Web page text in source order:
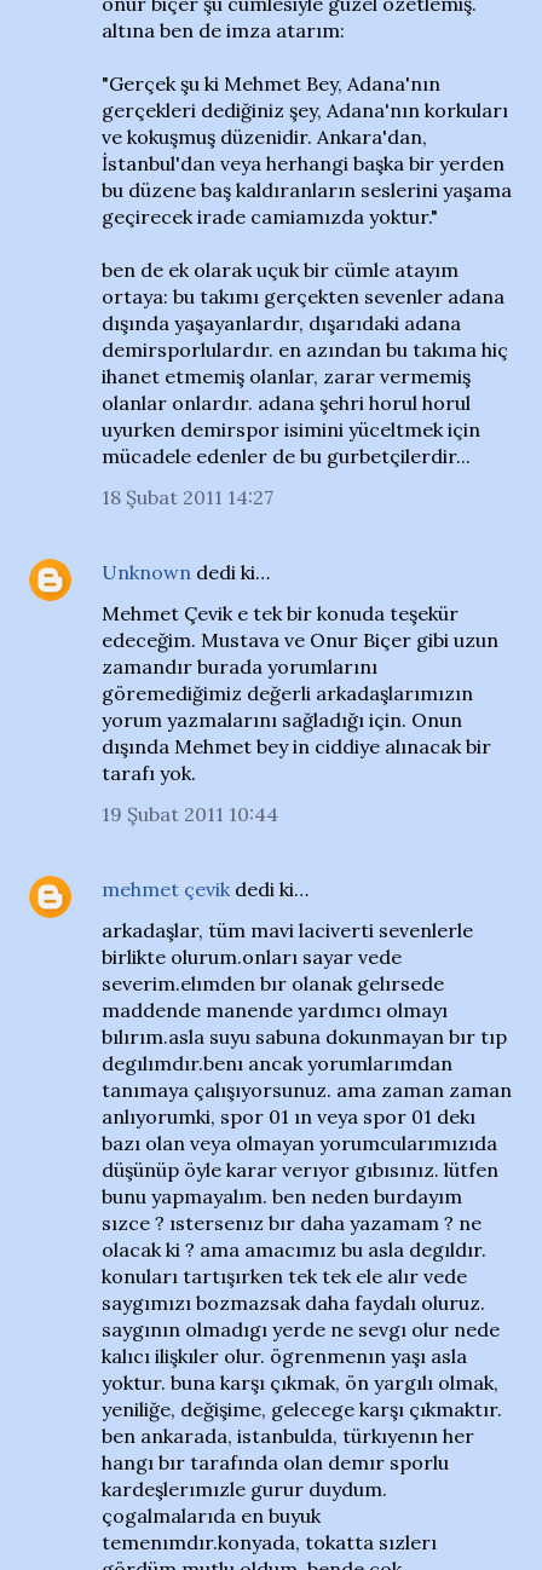
altına ben de imza atarım:
"Gerçek şu ki Mehmet Bey, Adana'nın
gerçekleri dediğiniz şey, Adana'nın korkuları
ve kokuşmuş düzenidir. Ankara'dan,
İstanbul'dan veya herhangi başka bir yerden
bu düzene baş kaldıranların seslerini yaşama
geçirecek irade camiamızda yoktur."
ben de ek olarak uçuk bir cümle atayım
ortaya: bu takımı gerçekten sevenler adana
dışında yaşayanlardır, dışarıdaki adana
demirsporlulardır. en azından bu takıma hiç
ihanet etmemiş olanlar, zarar vermemiş
olanlar onlardır. adana şehri horul horul
uyurken demirspor isimini yüceltmek için
mücadele edenler de bu gurbetçilerdir...
18 Şubat 2011 14:27
Unknown dedi ki…
Mehmet Çevik e tek bir konuda teşekür
edeceğim. Mustava ve Onur Biçer gibi uzun
zamandır burada yorumlarını
göremediğimiz değerli arkadaşlarımızın
yorum yazmalarını sağladığı için. Onun
dışında Mehmet bey in ciddiye alınacak bir
tarafı yok.
19 Şubat 2011 10:44
mehmet çevik dedi ki…
arkadaşlar, tüm mavi laciverti sevenlerle
birlikte olurum.onları sayar vede
severim.elımden bır olanak gelırsede
maddende manende yardımcı olmayı
bılırım.asla suyu sabuna dokunmayan bır tıp
degılımdır.benı ancak yorumlarımdan
tanımaya çalışıyorsunuz. ama zaman zaman
anlıyorumki, spor 01 ın veya spor 01 dekı
bazı olan veya olmayan yorumcularımızıda
düşünüp öyle karar verıyor gıbısınız. lütfen
bunu yapmayalım. ben neden burdayım
sızce ? ıstersenız bır daha yazamam ? ne
olacak ki ? ama amacımız bu asla degıldır.
konuları tartışırken tek tek ele alır vede
saygımızı bozmazsak daha faydalı oluruz.
saygının olmadıgı yerde ne sevgı olur nede
kalıcı ilişkıler olur. ögrenmenın yaşı asla
yoktur. buna karşı çıkmak, ön yargılı olmak,
yeniliğe, değişime, gelecege karşı çıkmaktır.
ben ankarada, istanbulda, türkıyenın her
hangı bır tarafında olan demır sporlu
kardeşlerımızle gurur duydum.
çogalmalarıda en buyuk
temenımdır.konyada, tokatta sızlerı